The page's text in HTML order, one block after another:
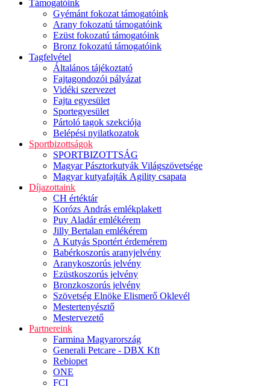
Támogatóink
Gyémánt fokozat támogatóink
Arany fokozatú támogatóink
Ezüst fokozatú támogatóink
Bronz fokozatú támogatóink
Tagfelvétel
Általános tájékoztató
Fajtagondozói pályázat
Vidéki szervezet
Fajta egyesület
Sportegyesület
Pártoló tagok szekciója
Belépési nyilatkozatok
Sportbizottságok
SPORTBIZOTTSÁG
Magyar Pásztorkutyák Világszövetsége
Magyar kutyafajták Agility csapata
Díjazottaink
CH értéktár
Korózs András emlékplakett
Puy Aladár emlékérem
Jilly Bertalan emlékérem
A Kutyás Sportért érdemérem
Babérkoszorús aranyjelvény
Aranykoszorús jelvény
Ezüstkoszorús jelvény
Bronzkoszorús jelvény
Szövetség Elnöke Elismerő Oklevél
Mestertenyésztő
Mestervezető
Partnereink
Farmina Magyarország
Generali Petcare - DBX Kft
Rebiopet
ONE
FCI